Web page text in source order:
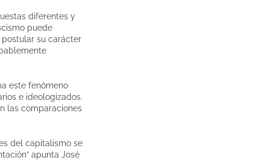
diferentes y
puede
su carácter
este fenómeno
e ideologizados.
las comparaciones
del capitalismo se
apunta José